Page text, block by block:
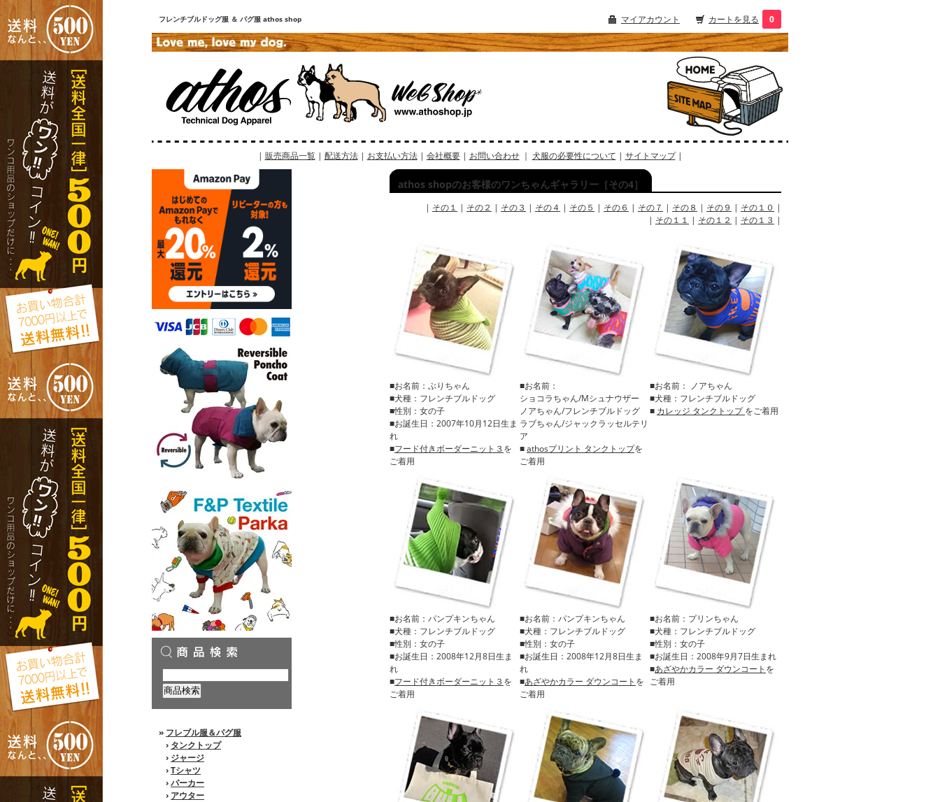
フレンチブルドッグ服 ＆ パグ服 athos shop マイアカウント カートを見る 0
| 販売商品一覧| 配送方法| お支払い方法| 会社概要| お問い合わせ｜ 犬服の必要性について | サイトマップ|
» フレブル服＆パグ服
› タンクトップ
› ジャージ
›Tシャツ
›パーカー
› アウター
athos shopのお客様のワンちゃんギャラリー［その4］
| その１ | その２ | その３ | その４ | その５ | その６ | その７ | その８ | その９ | その１０ |
| その１１ | その１２ | その１３ |
■お名前：ぶりちゃん
■犬種：フレンチブルドッグ
■性別：女の子
■お誕生日：2007年10月12日生ま
れ
■フード付きボーダーニット３ を
ご着用
■お名前：
ショコラちゃん/Mシュナウザー
ノアちゃん/フレンチブルドッグ
ラブちゃん/ジャックラッセルテリ
ア
■athosプリント タンクトップを
ご着用
■お名前： ノアちゃん
■犬種：フレンチブルドッグ
■ カレッジ タンクトップをご着用
■お名前：パンプキンちゃん
■犬種：フレンチブルドッグ
■性別：女の子
■お誕生日：2008年12月8日生ま
れ
■フード付きボーダーニット３ を
ご着用
■お名前：パンプキンちゃん
■犬種：フレンチブルドッグ
■性別：女の子
■お誕生日：2008年12月8日生ま
れ
■あざやかカラー ダウンコート を
ご着用
■お名前：プリンちゃん
■犬種：フレンチブルドッグ
■性別：女の子
■お誕生日：2008年9月7日生まれ
■あざやかカラー ダウンコート を
ご着用